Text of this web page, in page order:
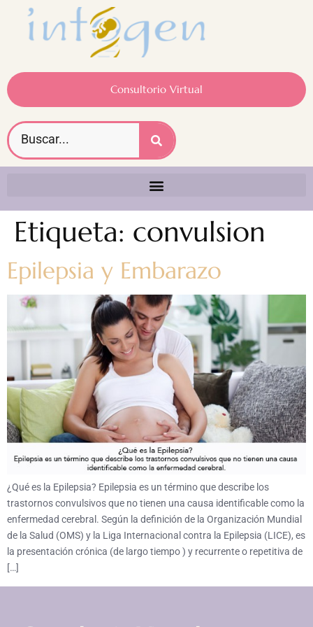
Consultorio Virtual
Etiqueta: convulsion
Epilepsia y Embarazo
¿Qué es la Epilepsia? Epilepsia es un término que describe los
trastornos convulsivos que no tienen una causa identificable como la
enfermedad cerebral. Según la definición de la Organización Mundial
de la Salud (OMS) y la Liga Internacional contra la Epilepsia (LICE), es
la presentación crónica (de largo tiempo ) y recurrente o repetitiva de
[…]